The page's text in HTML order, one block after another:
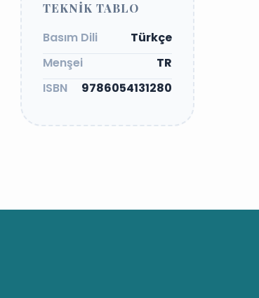
TEKNIK TABLO
Basım Dili
Türkçe
Menşei
TR
ISBN
9786054131280